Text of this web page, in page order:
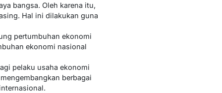
bangsa. Oleh karena itu,
Hal ini dilakukan guna
pertumbuhan ekonomi
ekonomi nasional
pelaku usaha ekonomi
berbagai